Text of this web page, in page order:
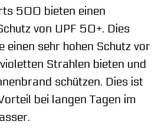
500 bieten einen
von UPF 50+. Dies
einen sehr hohen Schutz vor
Strahlen bieten und
schützen. Dies ist
bei langen Tagen im